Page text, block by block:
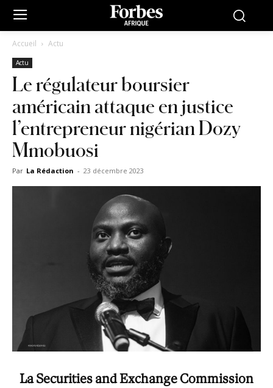
Accueil Actu
Actu
Le régulateur boursier
américain attaque en justice
l’entrepreneur nigérian Dozy
Mmobuosi
Par La Rédaction - 23 décembre 2023
La Securities and Exchange Commission